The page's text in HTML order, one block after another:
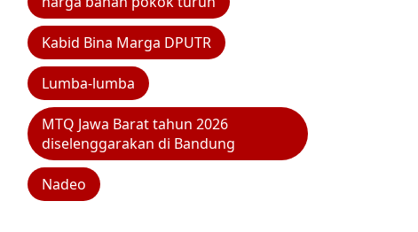
Kabid Bina Marga DPUTR
Lumba-lumba
MTQ Jawa Barat tahun 2026
diselenggarakan di Bandung
Nadeo